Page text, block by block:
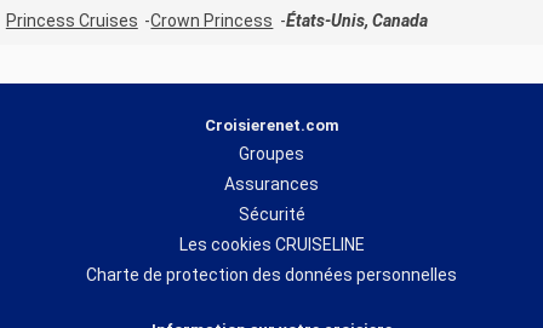
Princess Cruises
Crown Princess États-Unis, Canada
Croisierenet.com
Groupes
Assurances
Sécurité
Les cookies CRUISELINE
Charte de protection des données personnelles